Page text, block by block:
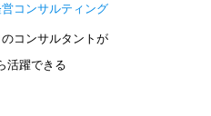
コンサルティング
コンサルタントが
活躍できる